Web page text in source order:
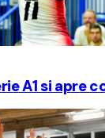
A1 si apre